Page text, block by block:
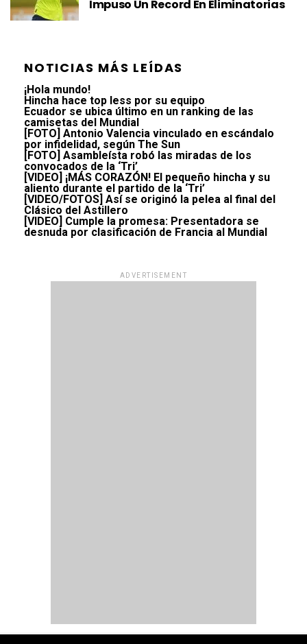
Impuso Un Record En Eliminatorias
NOTICIAS MÁS LEÍDAS
¡Hola mundo!
Hincha hace top less por su equipo
Ecuador se ubica último en un ranking de las
camisetas del Mundial
[FOTO] Antonio Valencia vinculado en escándalo
por infidelidad, según The Sun
[FOTO] Asambleísta robó las miradas de los
convocados de la ‘Tri’
[VIDEO] ¡MÁS CORAZÓN! El pequeño hincha y su
aliento durante el partido de la ‘Tri’
[VIDEO/FOTOS] Así se originó la pelea al final del
Clásico del Astillero
[VIDEO] Cumple la promesa: Presentadora se
desnuda por clasificación de Francia al Mundial
ADVERTISEMENT